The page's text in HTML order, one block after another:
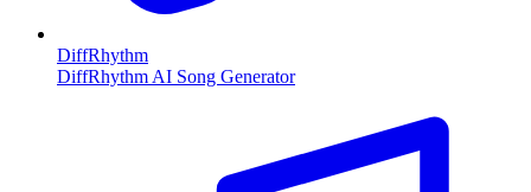
DiffRhythm
DiffRhythm AI Song Generator